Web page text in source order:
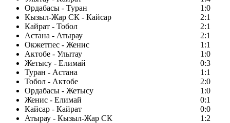
Ордабасы - Туран
1:0
Кызыл-Жар СК - Кайсар
2:1
Кайрат - Тобол
2:1
Астана - Атырау
2:1
Окжетпес - Женис
1:1
Актобе - Улытау
1:0
Жетысу - Елимай
0:3
Туран - Астана
1:1
Тобол - Актобе
2:0
Ордабасы - Жетысу
1:0
Женис - Елимай
0:1
Кайсар - Кайрат
0:0
Атырау - Кызыл-Жар СК
1:2